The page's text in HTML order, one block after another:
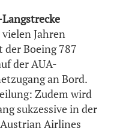
Jahren
Boeing 787
der AUA-
an Bord.
Zudem wird
sukzessive in der
Airlines